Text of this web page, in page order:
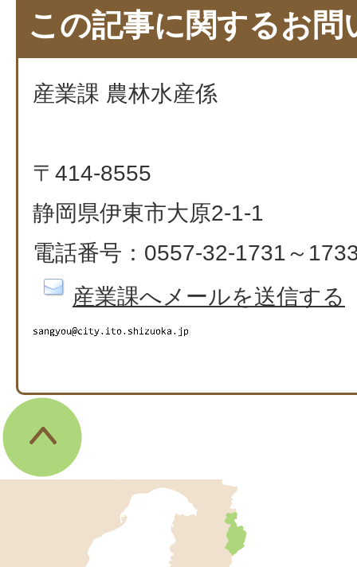
この記事に関するお問
産業課 農林水産係
〒414-8555
静岡県伊東市大原2-1-1
電話番号：0557-32-1731～
産業課へメールを送信する